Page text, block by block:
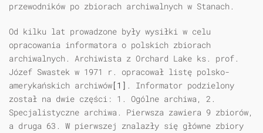
przewodników po zbiorach archiwalnych w Stanach.
Od kilku lat prowadzone były wysiłki w celu
opracowania informatora o polskich zbiorach
archiwalnych. Archiwista z Orchard Lake ks. prof.
Józef Swastek w 1971 r. opracował listę polsko-
amerykańskich archiwów[1] . Informator podzielony
został na dwie części: 1. Ogólne archiwa, 2.
Specjalistyczne archiwa. Pierwsza zawiera 9 zbiorów,
a druga 63. W pierwszej znalazły się główne zbiory